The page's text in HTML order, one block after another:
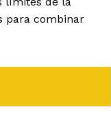
para combinar